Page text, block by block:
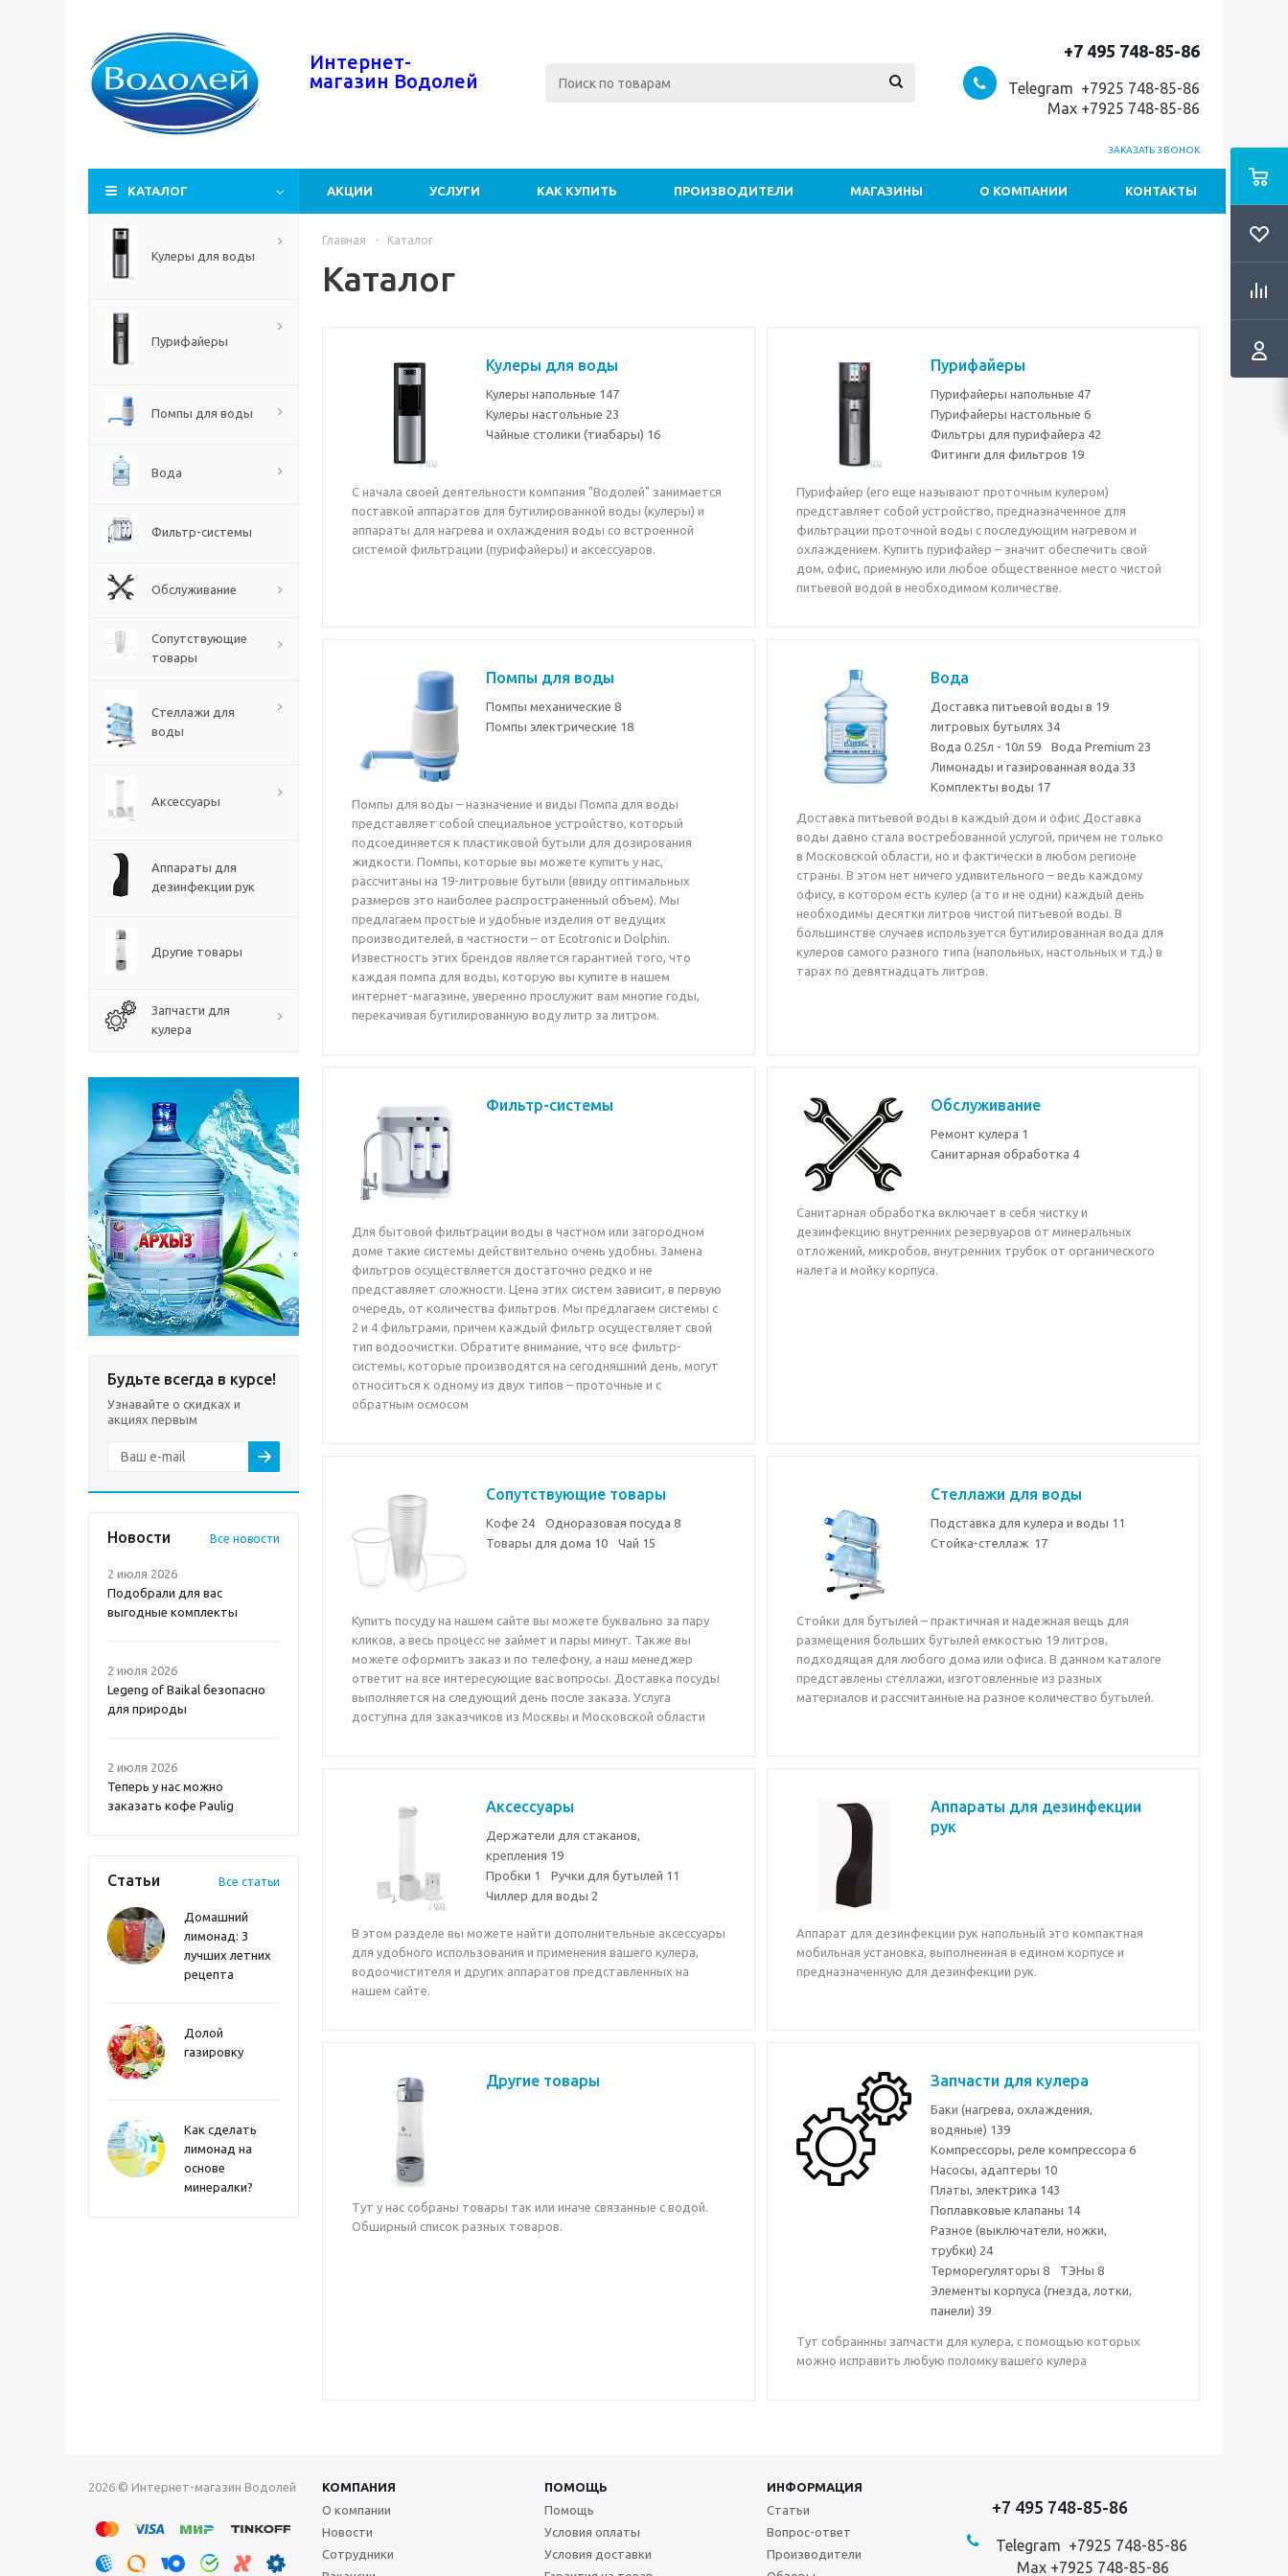
Интернет-
магазин Водолей
+7 495 748-85-86
Telegram +7925 748-85-86
Max +7925 748-85-86
ЗАКАЗАТЬ ЗВОНОК
КАТАЛОГ АКЦИИ УСЛУГИ КАК КУПИТЬ ПРОИЗВОДИТЕЛИ МАГАЗИНЫ О КОМПАНИИ КОНТАКТЫ
Кулеры для воды
Пурифайеры
Помпы для воды
Вода
Фильтр-системы
Обслуживание
Сопутствующие
товары
Стеллажи для
воды
Аксессуары
Аппараты для
дезинфекции рук
Другие товары
Запчасти для
кулера
Будьте всегда в курсе!
Узнавайте о скидках и
акциях первым
Новости Все новости
2 июля 2026
Подобрали для вас
выгодные комплекты
2 июля 2026
Legeng of Baikal безопасно
для природы
2 июля 2026
Теперь у нас можно
заказать кофе Paulig
Статьи Все статьи
Домашний
лимонад: 3
лучших летних
рецепта
Долой
газировку
Как сделать
лимонад на
основе
минералки?
Главная - Каталог
Каталог
Кулеры для воды
Кулеры напольные 147
Кулеры настольные 23
Чайные столики (тиабары) 16
С начала своей деятельности компания "Водолей" занимается
поставкой аппаратов для бутилированной воды (кулеры) и
аппараты для нагрева и охлаждения воды со встроенной
системой фильтрации (пурифайеры) и аксессуаров.
Пурифайеры
Пурифайеры напольные 47
Пурифайеры настольные 6
Фильтры для пурифайера 42
Фитинги для фильтров 19
Пурифайер (его еще называют проточным кулером)
представляет собой устройство, предназначенное для
фильтрации проточной воды с последующим нагревом и
охлаждением. Купить пурифайер – значит обеспечить свой
дом, офис, приемную или любое общественное место чистой
питьевой водой в необходимом количестве.
Помпы для воды
Помпы механические 8
Помпы электрические 18
Помпы для воды – назначение и виды Помпа для воды
представляет собой специальное устройство, который
подсоединяется к пластиковой бутыли для дозирования
жидкости. Помпы, которые вы можете купить у нас,
рассчитаны на 19-литровые бутыли (ввиду оптимальных
размеров это наиболее распространенный объем). Мы
предлагаем простые и удобные изделия от ведущих
производителей, в частности – от Ecotronic и Dolphin.
Известность этих брендов является гарантией того, что
каждая помпа для воды, которую вы купите в нашем
интернет-магазине, уверенно прослужит вам многие годы,
перекачивая бутилированную воду литр за литром.
Вода
Доставка питьевой воды в 19
литровых бутылях 34
Вода 0.25л - 10л 59 Вода Premium 23
Лимонады и газированная вода 33
Комплекты воды 17
Доставка питьевой воды в каждый дом и офис Доставка
воды давно стала востребованной услугой, причем не только
в Московской области, но и фактически в любом регионе
страны. В этом нет ничего удивительного – ведь каждому
офису, в котором есть кулер (а то и не одни) каждый день
необходимы десятки литров чистой питьевой воды. В
большинстве случаев используется бутилированная вода для
кулеров самого разного типа (напольных, настольных и тд.) в
тарах по девятнадцать литров.
Фильтр-системы
Для бытовой фильтрации воды в частном или загородном
доме такие системы действительно очень удобны. Замена
фильтров осуществляется достаточно редко и не
представляет сложности. Цена этих систем зависит, в первую
очередь, от количества фильтров. Мы предлагаем системы с
2 и 4 фильтрами, причем каждый фильтр осуществляет свой
тип водоочистки. Обратите внимание, что все фильтр-
системы, которые производятся на сегодняшний день, могут
относиться к одному из двух типов – проточные и с
обратным осмосом
Обслуживание
Ремонт кулера 1
Санитарная обработка 4
Санитарная обработка включает в себя чистку и
дезинфекцию внутренних резервуаров от минеральных
отложений, микробов, внутренних трубок от органического
налета и мойку корпуса.
Сопутствующие товары
Кофе 24 Одноразовая посуда 8
Товары для дома 10 Чай 15
Купить посуду на нашем сайте вы можете буквально за пару
кликов, а весь процесс не займет и пары минут. Также вы
можете оформить заказ и по телефону, а наш менеджер
ответит на все интересующие вас вопросы. Доставка посуды
выполняется на следующий день после заказа. Услуга
доступна для заказчиков из Москвы и Московской области
Стеллажи для воды
Подставка для кулера и воды 11
Стойка-стеллаж 17
Стойки для бутылей – практичная и надежная вещь для
размещения больших бутылей емкостью 19 литров,
подходящая для любого дома или офиса. В данном каталоге
представлены стеллажи, изготовленные из разных
материалов и рассчитанные на разное количество бутылей.
Аксессуары
Держатели для стаканов,
крепления 19
Пробки 1 Ручки для бутылей 11
Чиллер для воды 2
В этом разделе вы можете найти дополнительные аксессуары
для удобного использования и применения вашего кулера,
водоочистителя и других аппаратов представленных на
нашем сайте.
Аппараты для дезинфекции
рук
Аппарат для дезинфекции рук напольный это компактная
мобильная установка, выполненная в едином корпусе и
предназначенную для дезинфекции рук.
Другие товары
Тут у нас собраны товары так или иначе связанные с водой.
Обширный список разных товаров.
Запчасти для кулера
Баки (нагрева, охлаждения,
водяные) 139
Компрессоры, реле компрессора 6
Насосы, адаптеры 10
Платы, электрика 143
Поплавковые клапаны 14
Разное (выключатели, ножки,
трубки) 24
Терморегуляторы 8 ТЭНы 8
Элементы корпуса (гнезда, лотки,
панели) 39
Тут собраннны запчасти для кулера, с помощью которых
можно исправить любую поломку вашего кулера
2026 © Интернет-магазин Водолей КОМПАНИЯ ПОМОЩЬ
ИНФОРМАЦИЯ
О компании
Новости
Сотрудники
Помощь
Условия оплаты
Условия доставки
Статьи
Вопрос-ответ
Производители
+7 495 748-85-86
Telegram +7925 748-85-86
Max +7925 748-85-86